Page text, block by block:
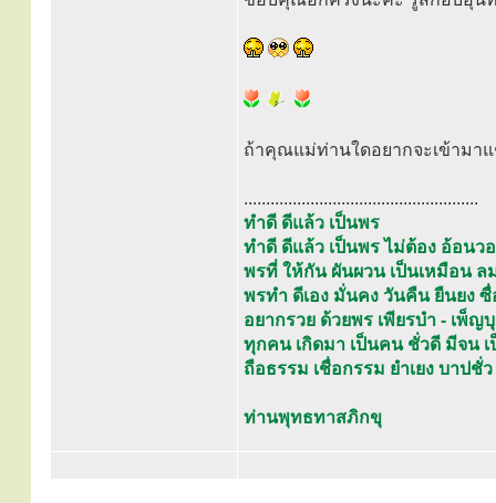
ถ้าคุณแม่ท่านใดอยากจะเข้ามา
.....................................................
ทำดี ดีแล้ว เป็นพร
ทำดี ดีแล้ว เป็นพร ไม่ต้อง อ้อนว
พรที่ ให้กัน ผันผวน เป็นเหมือน
พรทำ ดีเอง มั่นคง วันคืน ยืนยง ซื่
อยากรวย ด้วยพร เพียรบำ - เพ็
ทุกคน เกิดมา เป็นคน ชั่วดี มีจน เ
ถือธรรม เชื่อกรรม ยำเยง บาปชั่
ท่านพุทธทาสภิกขุ